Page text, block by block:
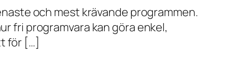
och mest krävande programmen.
fri programvara kan göra enkel,
för […]